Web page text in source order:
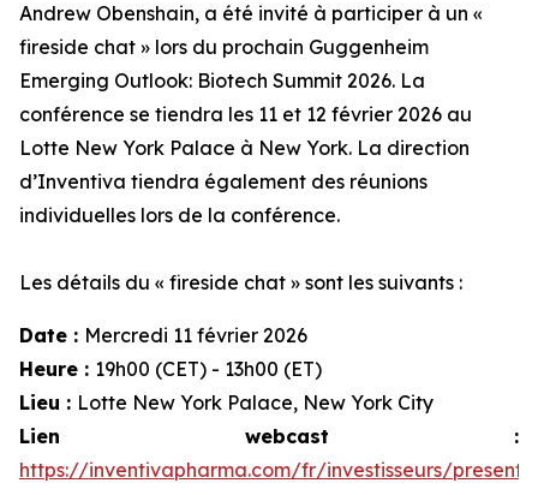
Andrew Obenshain, a été invité à participer à un «
fireside chat » lors du prochain Guggenheim
Emerging Outlook: Biotech Summit 2026. La
conférence se tiendra les 11 et 12 février 2026 au
Lotte New York Palace à New York. La direction
d’Inventiva tiendra également des réunions
individuelles lors de la conférence.
Les détails du « fireside chat » sont les suivants :
Date : Mercredi 11 février 2026
Heure : 19h00 (CET) - 13h00 (ET)
Lieu : Lotte New York Palace, New York City
Lien webcast :
https://inventivapharma.com/fr/investisseurs/